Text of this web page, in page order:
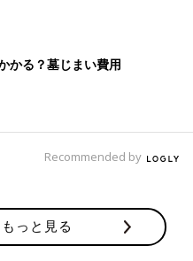
かる？墓じまい費用
Recommended by
っと見る